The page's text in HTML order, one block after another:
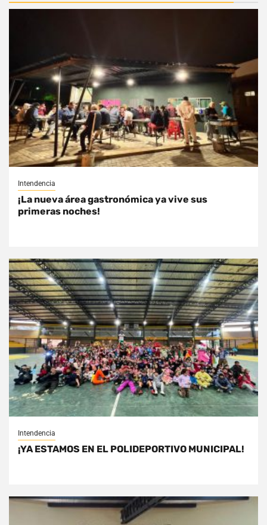
Intendencia
¡La nueva área gastronómica ya vive sus
primeras noches!
Intendencia
¡YA ESTAMOS EN EL POLIDEPORTIVO MUNICIPAL!